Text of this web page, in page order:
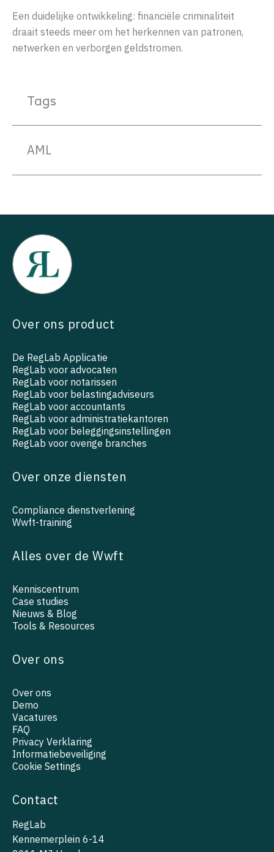
Een duidelijke ontwikkeling: financiële criminaliteit
draait steeds meer om het herkennen van patronen,
netwerken en verborgen geldstromen.
Tags
AML
Over ons product
De RegLab Applicatie
RegLab voor advocaten
RegLab voor notarissen
RegLab voor belastingadviseurs
RegLab voor accountants
RegLab voor administratiekantoren
RegLab voor beleggingsinstellingen
RegLab voor overige branches
Over onze diensten
Compliance dienstverlening
Wwft-training
Alles over de Wwft
Kenniscentrum
Case studies
Nieuws & Blog
Tools & Resources
Over ons
Over ons
Demo
Vacatures
FAQ
Privacy Verklaring
Informatiebeveiliging
Cookie Settings
Contact
RegLab
Kennemerplein 6-14